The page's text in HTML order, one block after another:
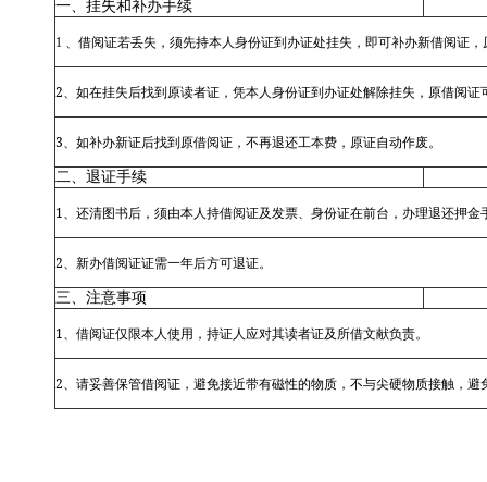
一、挂失和补办手续
1 、借阅证若丢失，须先持本人身份证到办证处挂失，即可补办新借阅证
2、如在挂失后找到原读者证，凭本人身份证到办证处解除挂失，原借阅证
3、如补办新证后找到原借阅证，不再退还工本费，原证自动作废。
二、退证手续
1、还清图书后，须由本人持借阅证及发票、身份证在前台，办理退还押金
2、新办借阅证证需一年后方可退证。
三、注意事项
1、借阅证仅限本人使用，持证人应对其读者证及所借文献负责。
2、请妥善保管借阅证，避免接近带有磁性的物质，不与尖硬物质接触，